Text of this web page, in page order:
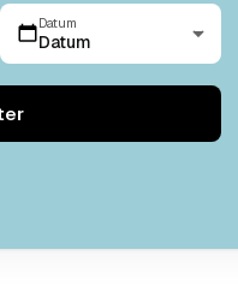
Datum
Datum